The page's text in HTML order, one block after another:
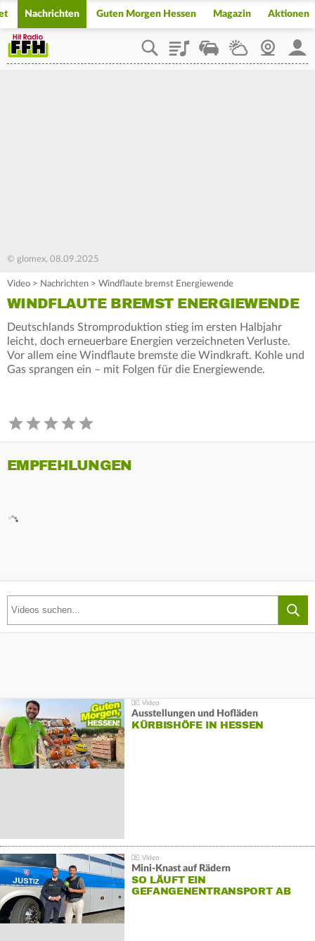
Nachrichten Guten Morgen Hessen Magazin Aktionen
PlaylistStaupilotWetterWebcam
© glomex, 08.09.2025
Video > Nachrichten > Windflaute bremst Energiewende
WINDFLAUTE BREMST ENERGIEWENDE
Deutschlands Stromproduktion stieg im ersten Halbjahr
leicht, doch erneuerbare Energien verzeichneten Verluste.
Vor allem eine Windflaute bremste die Windkraft. Kohle und
Gas sprangen ein – mit Folgen für die Energiewende.
EMPFEHLUNGEN
Ausstellungen und Hofläden
KÜRBISHÖFE IN HESSEN
Mini-Knast auf Rädern
SO LÄUFT EIN
GEFANGENENTRANSPORT AB